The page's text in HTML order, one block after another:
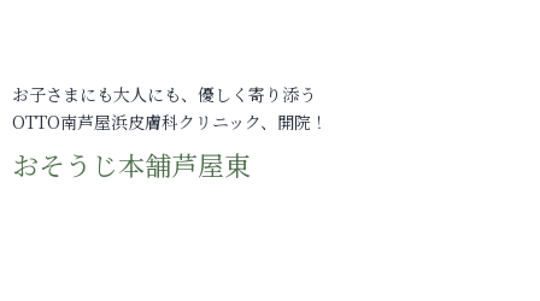
お子さまにも大人にも、優しく寄り添う
OTTO南芦屋浜皮膚科クリニック、開院！
おそうじ本舗芦屋東